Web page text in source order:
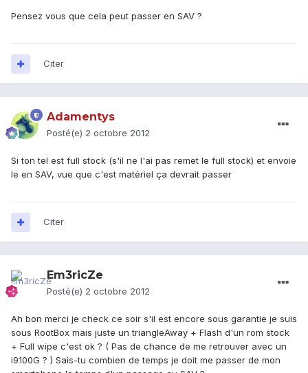
Pensez vous que cela peut passer en SAV ?
Citer
Adamentys
Posté(e) 2 octobre 2012
Si ton tel est full stock (s'il ne l'ai pas remet le full stock) et envoie
le en SAV, vue que c'est matériel ça devrait passer
Citer
Em3ricZe
Posté(e) 2 octobre 2012
Ah bon merci je check ce soir s'il est encore sous garantie je suis
sous RootBox mais juste un triangleAway + Flash d'un rom stock
+ Full wipe c'est ok ? ( Pas de chance de me retrouver avec un
i9100G ? ) Sais-tu combien de temps je doit me passer de mon